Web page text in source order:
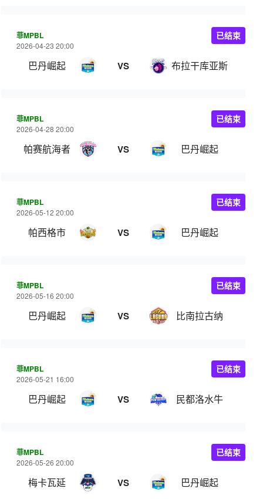
菲MPBL
2026-04-23 20:00
巴丹崛起 VS 布拉干库亚斯
已结束
菲MPBL
2026-04-28 20:00
帕赛航海者 VS 巴丹崛起
已结束
菲MPBL
2026-05-12 20:00
帕西格市 VS 巴丹崛起
已结束
菲MPBL
2026-05-16 20:00
巴丹崛起 VS 比南拉古纳
已结束
菲MPBL
2026-05-21 16:00
巴丹崛起 VS 民都洛水牛
已结束
菲MPBL
2026-05-26 20:00
梅卡瓦延 VS 巴丹崛起
已结束